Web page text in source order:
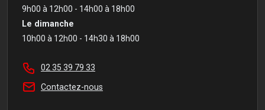
9h00 à 12h00 - 14h00 à 18h00
Le dimanche
10h00 à 12h00 - 14h30 à 18h00
02 35 39 79 33
Contactez-nous